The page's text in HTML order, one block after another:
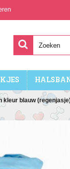
kleur blauw